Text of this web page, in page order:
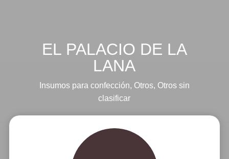
EL PALACIO DE LA
LANA
Insumos para confección, Otros, Otros sin
clasificar